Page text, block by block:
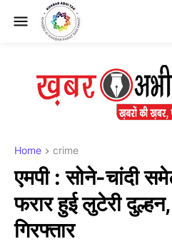
Home crime
एमपी : सोने-चांदी
फरार हुई लुटेरी
गिरफ्तार